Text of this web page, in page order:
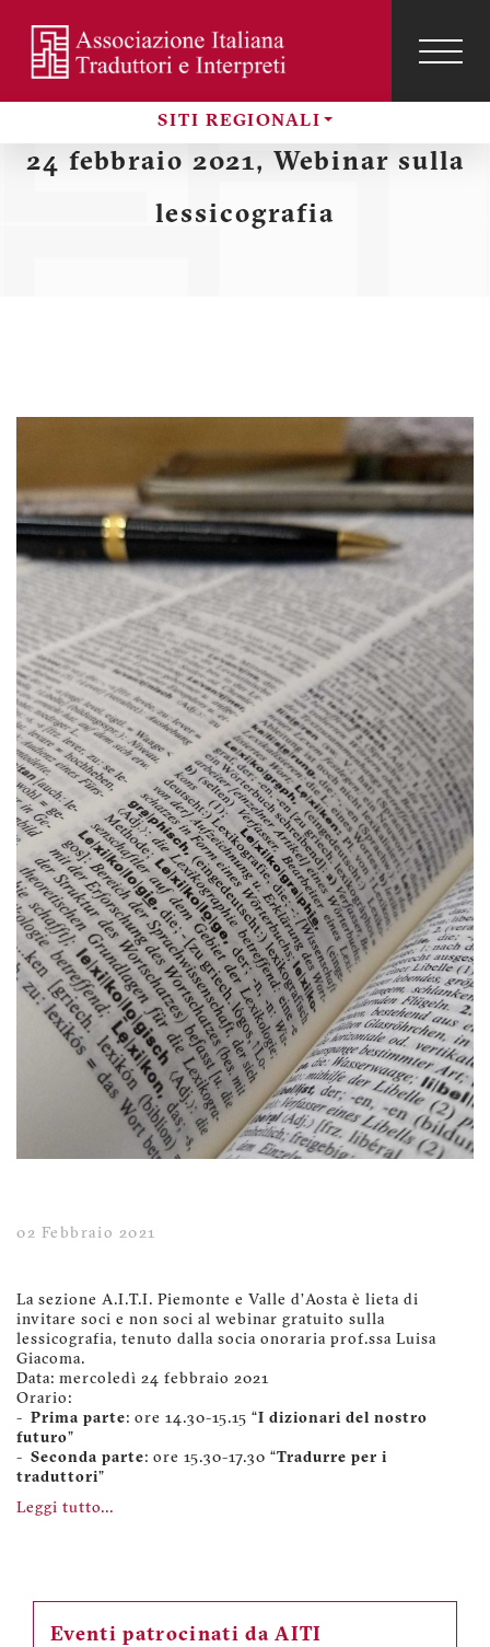
contenuto
principale
Sezioni
SITI REGIONALI
Menu
profilo
24 febbraio 2021, Webinar sulla
lessicografia
02 Febbraio 2021
La sezione A.I.T.I. Piemonte e Valle d’Aosta è lieta di
invitare soci e non soci al webinar gratuito sulla
lessicografia, tenuto dalla socia onoraria prof.ssa Luisa
Giacoma.
Data: mercoledì 24 febbraio 2021
Orario:
- Prima parte: ore 14.30-15.15 “I dizionari del nostro
futuro”
- Seconda parte: ore 15.30-17.30 “Tradurre per i
traduttori”
Leggi tutto...
Eventi patrocinati da AITI